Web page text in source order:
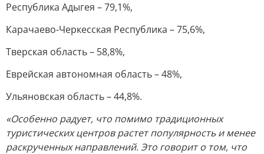
Республика Адыгея – 79,1%,
Карачаево-Черкесская Республика – 75,6%,
Тверская область – 58,8%,
Еврейская автономная область – 48%,
Ульяновская область – 44,8%.
«Особенно радует, что помимо традиционных
туристических центров растет популярность и менее
раскрученных направлений. Это говорит о том, что